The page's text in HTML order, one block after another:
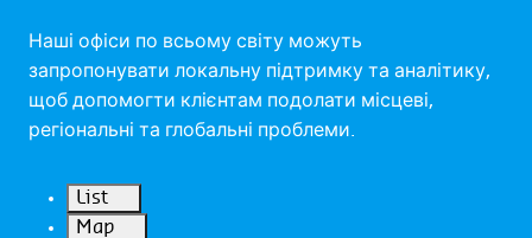
Наші офіси по всьому світу можуть
запропонувати локальну підтримку та аналітику,
щоб допомогти клієнтам подолати місцеві,
регіональні та глобальні проблеми.
List
Map